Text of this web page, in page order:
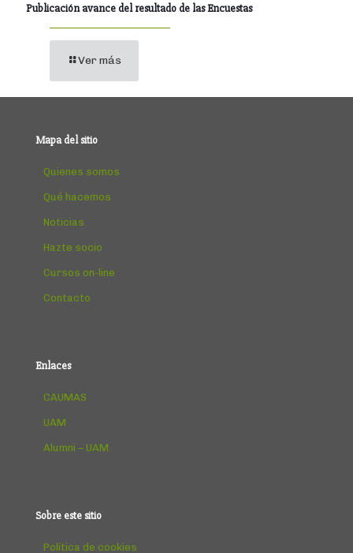
Publicación avance del resultado de las Encuestas
Ver más
Mapa del sitio
Quienes somos
Qué hacemos
Noticias
Hazte socio
Cursos on-line
Contacto
Enlaces
CAUMAS
UAM
Alumni – UAM
Sobre este sitio
Política de cookies